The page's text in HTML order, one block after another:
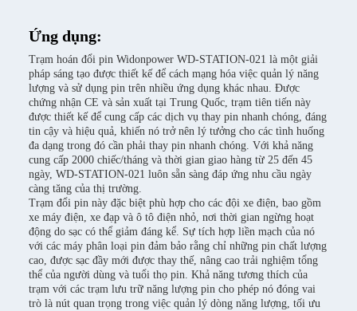
Ứng dụng:
Trạm hoán đổi pin Widonpower WD-STATION-021 là một giải
pháp sáng tạo được thiết kế để cách mạng hóa việc quản lý năng
lượng và sử dụng pin trên nhiều ứng dụng khác nhau. Được
chứng nhận CE và sản xuất tại Trung Quốc, trạm tiên tiến này
được thiết kế để cung cấp các dịch vụ thay pin nhanh chóng, đáng
tin cậy và hiệu quả, khiến nó trở nên lý tưởng cho các tình huống
đa dạng trong đó cần phải thay pin nhanh chóng. Với khả năng
cung cấp 2000 chiếc/tháng và thời gian giao hàng từ 25 đến 45
ngày, WD-STATION-021 luôn sẵn sàng đáp ứng nhu cầu ngày
càng tăng của thị trường.
Trạm đổi pin này đặc biệt phù hợp cho các đội xe điện, bao gồm
xe máy điện, xe đạp và ô tô điện nhỏ, nơi thời gian ngừng hoạt
động do sạc có thể giảm đáng kể. Sự tích hợp liền mạch của nó
với các máy phân loại pin đảm bảo rằng chỉ những pin chất lượng
cao, được sạc đầy mới được thay thế, nâng cao trải nghiệm tổng
thể của người dùng và tuổi thọ pin. Khả năng tương thích của
trạm với các trạm lưu trữ năng lượng pin cho phép nó đóng vai
trò là nút quan trọng trong việc quản lý dòng năng lượng, tối ưu